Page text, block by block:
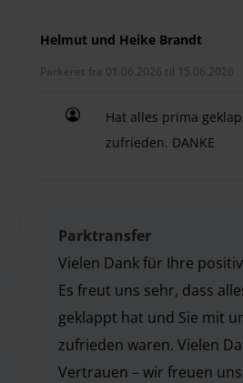
Helmut und Heike Brandt
Parkeret fra 01.06.2026 til 15.06.2026
Hat alles prima
zufrieden. DANKE
Parktransfer
Vielen Dank für Ihre
Es freut uns sehr, dass
geklappt hat und Sie mit
zufrieden waren. Vielen
Vertrauen – wir freuen